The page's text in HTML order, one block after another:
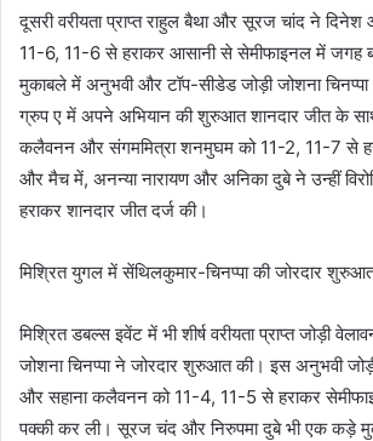
दूसरी वरीयता प्राप्त राहुल बैथा और सूरज चांद ने
11-6, 11-6 से हराकर आसानी से सेमीफाइनल में जगह
मुकाबले में अनुभवी और टॉप-सीडेड जोड़ी जोशना
ग्रुप ए में अपने अभियान की शुरुआत शानदार जीत के
कलैवनन और संगममित्रा शनमुघम को 11-2, 11-7 से
और मैच में, अनन्या नारायण और अनिका दुबे ने उन्हीं
हराकर शानदार जीत दर्ज की।
मिश्रित युगल में सेंथिलकुमार-चिनप्पा की जोरदार
मिश्रित डबल्स इवेंट में भी शीर्ष वरीयता प्राप्त जोड़ी
जोशना चिनप्पा ने जोरदार शुरुआत की। इस अनुभवी
और सहाना कलैवनन को 11-4, 11-5 से हराकर
पक्की कर ली। सूरज चंद और निरुपमा दुबे भी एक कड़े